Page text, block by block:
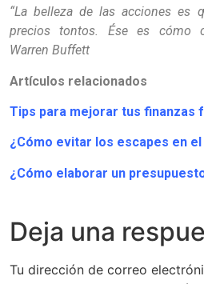
“La belleza de las acciones es
precios tontos. Ése es cómo
Warren Buffett
Artículos relacionados
Tips para mejorar tus finanzas
¿Cómo evitar los escapes en
¿Cómo elaborar un
Deja una
Tu dirección de correo